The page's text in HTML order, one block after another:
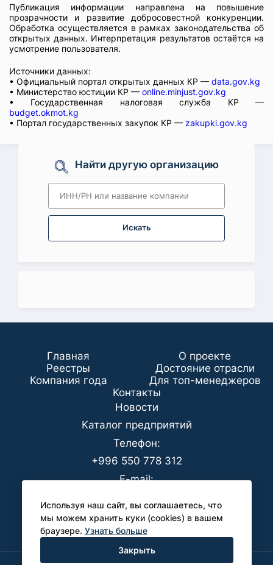
Публикация информации направлена на повышение
прозрачности и развитие добросовестной конкуренции.
Обработка осуществляется в рамках законодательства об
открытых данных. Интерпретация результатов остаётся на
усмотрение пользователя.
Источники данных:
• Официальный портал открытых данных КР — data.gov.kg
• Министерство юстиции КР — online.minjust.gov.kg
• Государственная налоговая служба КР —
budget.okmot.kg
• Портал государственных закупок КР — zakupki.gov.kg
Найти другую организацию
Искать
Используя наш сайт, вы соглашаетесь, что
мы можем хранить куки (cookies) в вашем
браузере. Узнать больше
Закрыть
Главная
О проекте
Реестры
Достояние отрасли
Компания года
Для топ-менеджеров
Koнтaкты
Новости
Каталог предприятий
Телефон:
+996 550 778 312
E-mail:
Для СМИ:
pr@analyt-kg.com
Политика конфиденциальности